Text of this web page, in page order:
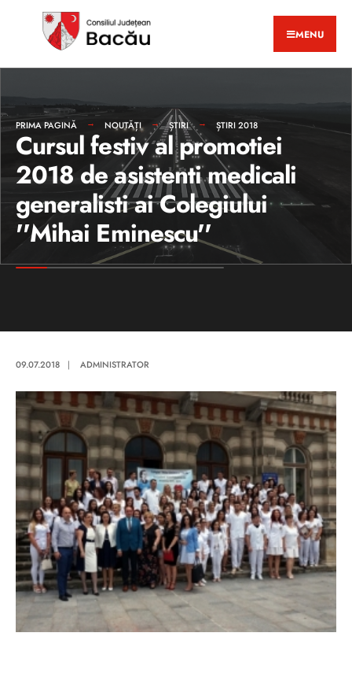
MENU
PRIMA PAGINĂ NOUTĂȚI ȘTIRI ȘTIRI 2018
Cursul festiv al promotiei
2018 de asistenti medicali
generalisti ai Colegiului
''Mihai Eminescu''
09.07.2018 | ADMINISTRATOR